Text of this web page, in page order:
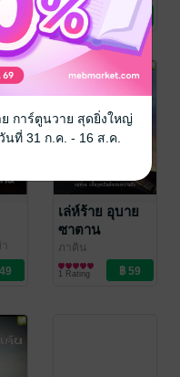
นิยายแฟนตาซี
1 Rating
เล่ห์ร้าย อุบาย
ซาตาน
ภาคิน
นิยายรัก
1 Rating
ย การ์ตูนวาย สุดยิ่งใหญ่
ที่ 31 ก.ค. - 16 ส.ค.